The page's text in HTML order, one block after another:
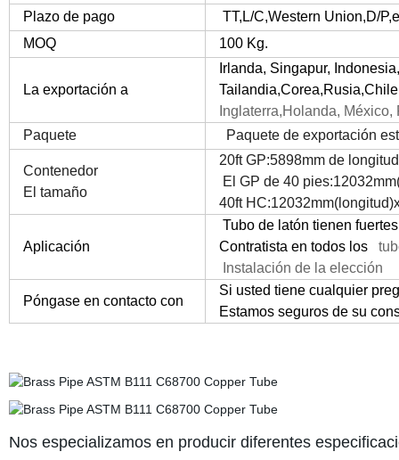
Plazo de pago
TT,L/C,Western Union,D/
MOQ
100 Kg.
La exportación a
Irlanda, Singapur,
Tailandia,
Inglaterra,Holanda, México,
Paquete
Paquete de exportación
Contenedor
El tamaño
20ft GP:5898mm de
El GP de 40
40ft
Aplicación
Tubo de latón tienen
Contratista en todos los
Instalación de la elección
Póngase en contacto con
Si usted tiene cualquier
Estamos seguros de su
Nos especializamos en producir diferentes